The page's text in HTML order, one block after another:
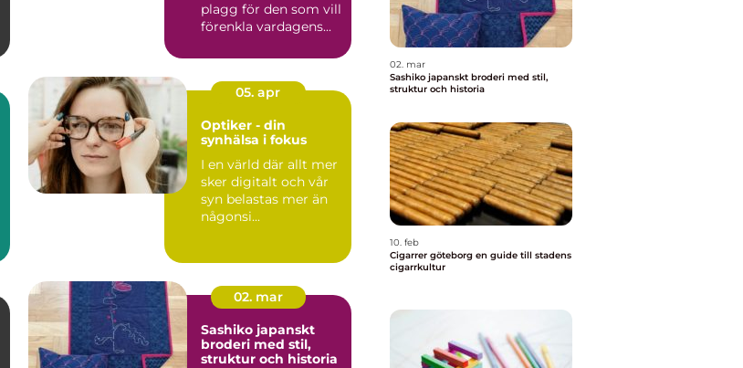
plagg för den som vill
förenkla vardagens...
05. apr
Optiker - din
synhälsa i fokus
I en värld där allt mer
sker digitalt och vår
syn belastas mer än
någonsi...
02. mar
Sashiko japanskt
broderi med stil,
struktur och historia
02. mar
Sashiko japanskt broderi med stil,
struktur och historia
10. feb
Cigarrer göteborg en guide till stadens
cigarrkultur